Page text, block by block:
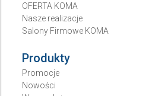
OFERTA KOMA
Nasze realizacje
Salony Firmowe KOMA
Produkty
Promocje
Nowości